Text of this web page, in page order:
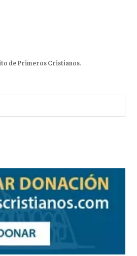
de Primeros Cristianos.